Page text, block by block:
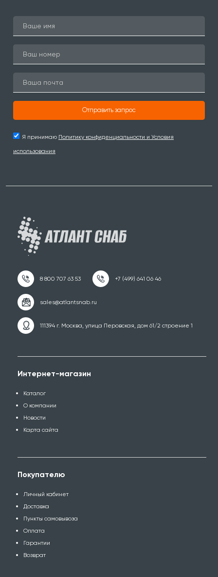
Отправить запрос
Я принимаю Политику конфиденциальности и Условия
использования
111394 г. Москва, улица Перовская, дом 61/2 строение 1
Интернет-магазин
Каталог
О компании
Новости
Карта сайта
Покупателю
Личный кабинет
Доставка
Пункты самовывоза
Оплата
Гарантии
Возврат